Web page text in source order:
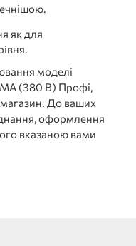
як для
моделі
(380 В) Профі,
магазин. До ваших
оформлення
вказаною вами